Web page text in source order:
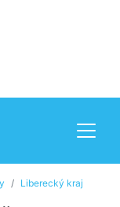
Liberecký kraj